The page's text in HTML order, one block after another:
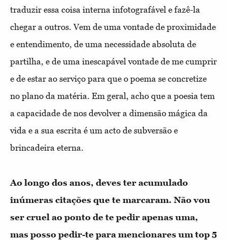
traduzir essa coisa interna infotografável e fazê-la
chegar a outros. Vem de uma vontade de proximidade
e entendimento, de uma necessidade absoluta de
partilha, e de uma inescapável vontade de me cumprir
e de estar ao serviço para que o poema se concretize
no plano da matéria. Em geral, acho que a poesia tem
a capacidade de nos devolver a dimensão mágica da
vida e a sua escrita é um acto de subversão e
brincadeira eterna.
Ao longo dos anos, deves ter acumulado
inúmeras citações que te marcaram. Não vou
ser cruel ao ponto de te pedir apenas uma,
mas posso pedir-te para mencionares um top 5